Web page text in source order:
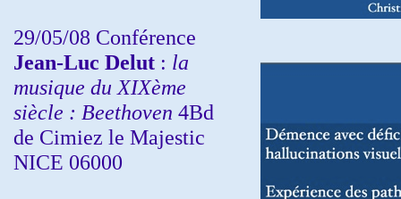
29/05/08 Conférence
Jean-Luc Delut : la
musique du XIXème
siècle : Beethoven 4Bd
de Cimiez le Majestic
NICE 06000